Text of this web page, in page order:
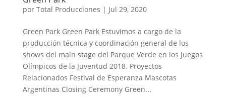
por Total Producciones | Jul 29, 2020
Green Park Green Park Estuvimos a cargo de la
producción técnica y coordinación general de los
shows del main stage del Parque Verde en los Juegos
Olímpicos de la Juventud 2018. Proyectos
Relacionados Festival de Esperanza Mascotas
Argentinas Closing Ceremony Green...